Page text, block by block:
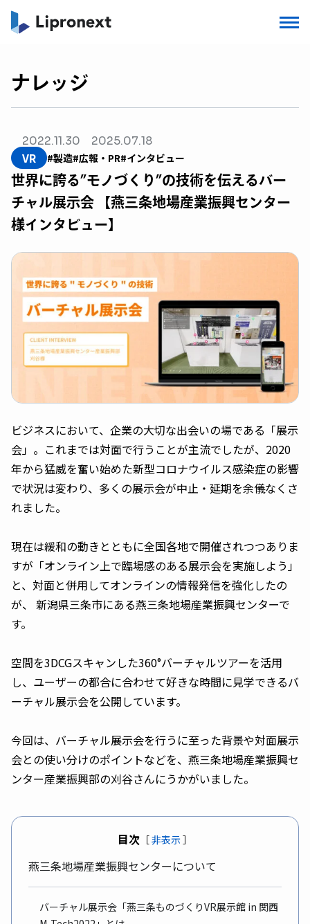
ナレッジ
2022.11.30 2025.07.18
VR #製造#広報・PR#インタビュー
世界に誇る”モノづくり”の技術を伝えるバー
チャル展示会 【燕三条地場産業振興センター
様インタビュー】
ビジネスにおいて、企業の大切な出会いの場である「展示
会」。これまでは対面で行うことが主流でしたが、2020
年から猛威を奮い始めた新型コロナウイルス感染症の影響
で状況は変わり、多くの展示会が中止・延期を余儀なくさ
れました。
現在は緩和の動きとともに全国各地で開催されつつありま
すが「オンライン上で臨場感のある展示会を実施しよう」
と、対面と併用してオンラインの情報発信を強化したの
が、 新潟県三条市にある燕三条地場産業振興センターで
す。
空間を3DCGスキャンした360°バーチャルツアーを活用
し、ユーザーの都合に合わせて好きな時間に見学できるバ
ーチャル展示会を公開しています。
今回は、バーチャル展示会を行うに至った背景や対面展示
会との使い分けのポイントなどを、燕三条地場産業振興セ
ンター産業振興部の刈谷さんにうかがいました。
目次 ［非表示］
燕三条地場産業振興センターについて
バーチャル展示会「燕三条ものづくりVR展示館 in 関西